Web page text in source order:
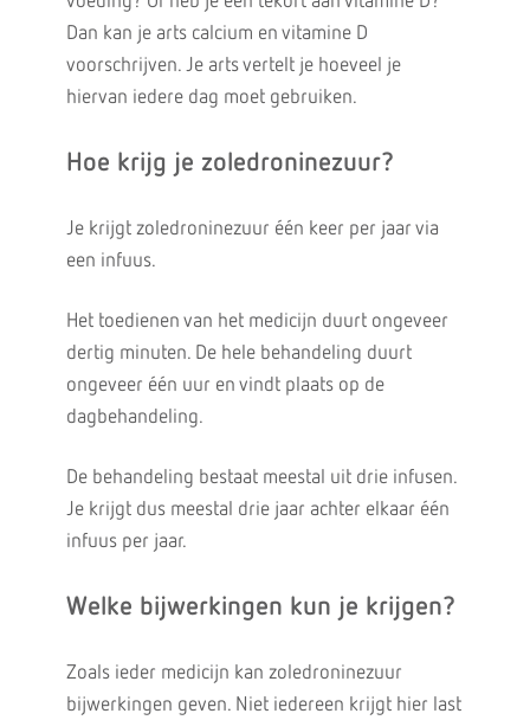
Dan kan je arts calcium en vitamine D
voorschrijven. Je arts vertelt je hoeveel je
hiervan iedere dag moet gebruiken.
Hoe krijg je zoledroninezuur?
Je krijgt zoledroninezuur één keer per jaar via
een infuus.
Het toedienen van het medicijn duurt ongeveer
dertig minuten. De hele behandeling duurt
ongeveer één uur en vindt plaats op de
dagbehandeling.
De behandeling bestaat meestal uit drie infusen.
Je krijgt dus meestal drie jaar achter elkaar één
infuus per jaar.
Welke bijwerkingen kun je krijgen?
Zoals ieder medicijn kan zoledroninezuur
bijwerkingen geven. Niet iedereen krijgt hier last